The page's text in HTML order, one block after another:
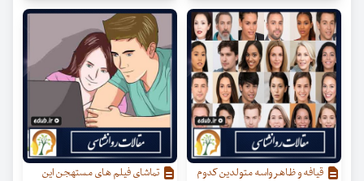
قیافه و ظاهر واسه متولدین کدوم
تماشای فیلم های مستهجن این